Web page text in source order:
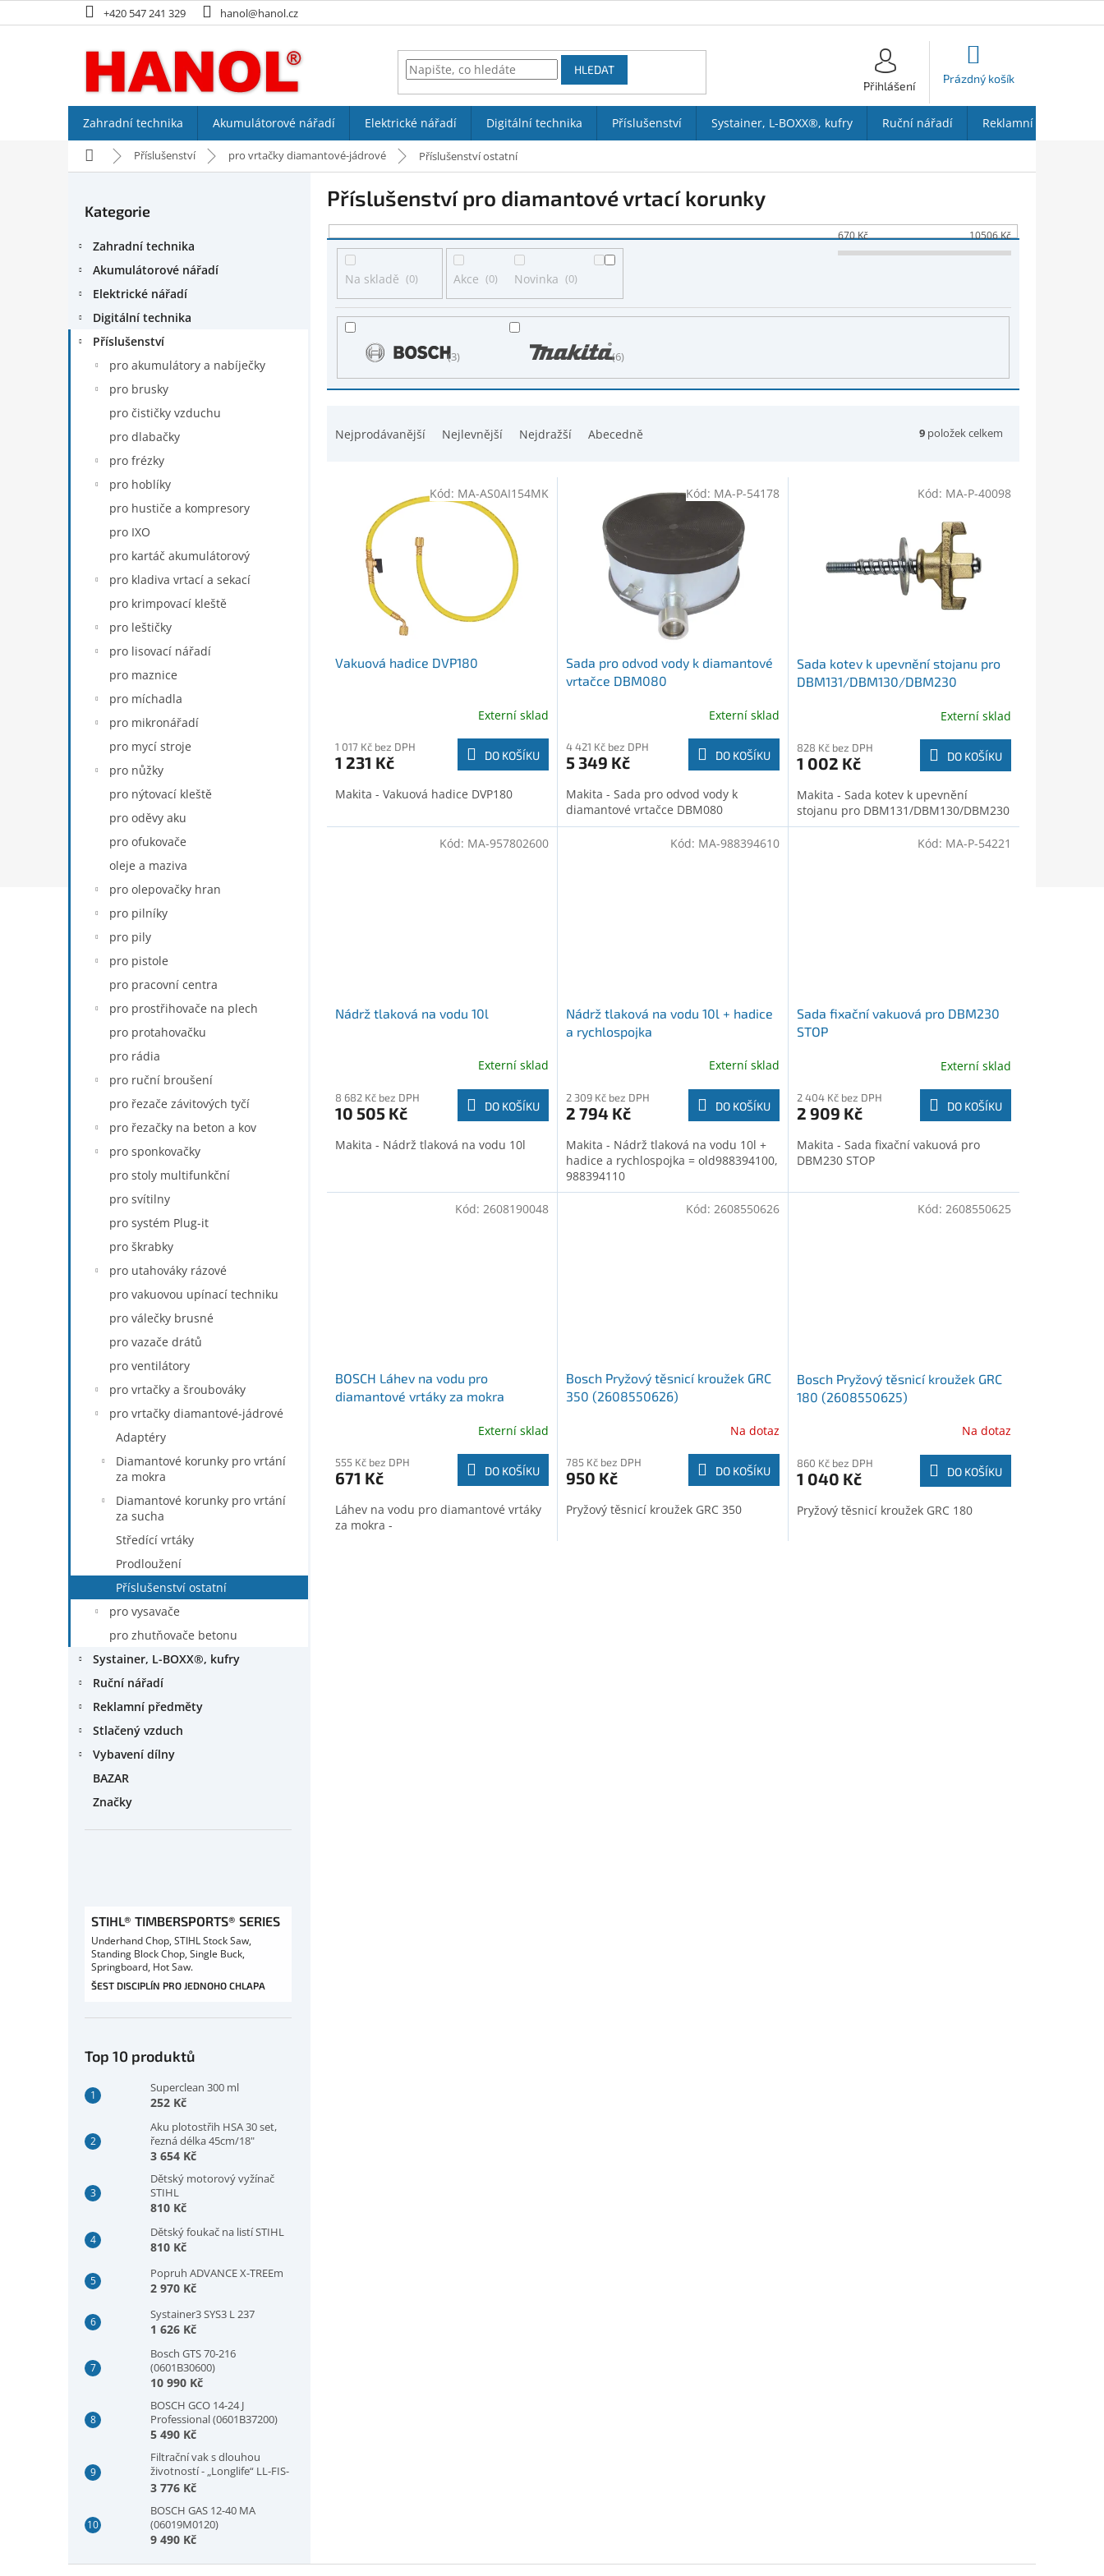
na
+420 547 241 329 hanol@hanol.cz
HLEDAT
Přihlášení
Prázdný košík
Zahradní technika Akumulátorové nářadí Elektrické nářadí Digitální technika Příslušenství Systainer, L-BOXX®, kufry Ruční nářadí Reklamní předměty
Domů Příslušenství pro vrtačky diamantové-jádrové Příslušenství ostatní
í
Přeskočit
Kategorie
Zahradní technika
Akumulátorové nářadí
Elektrické nářadí
Digitální technika
Příslušenství
pro akumulátory a nabíječky
pro brusky
pro čističky vzduchu
pro dlabačky
pro frézky
pro hoblíky
pro hustiče a kompresory
pro IXO
pro kartáč akumulátorový
pro kladiva vrtací a sekací
pro krimpovací kleště
pro leštičky
pro lisovací nářadí
pro maznice
pro míchadla
pro mikronářadí
pro mycí stroje
pro nůžky
pro nýtovací kleště
pro oděvy aku
pro ofukovače
oleje a maziva
pro olepovačky hran
pro pilníky
pro pily
pro pistole
pro pracovní centra
pro prostřihovače na plech
pro protahovačku
pro rádia
pro ruční broušení
pro řezače závitových tyčí
pro řezačky na beton a kov
pro sponkovačky
pro stoly multifunkční
pro svítilny
pro systém Plug-it
pro škrabky
pro utahováky rázové
pro vakuovou upínací techniku
pro válečky brusné
pro vazače drátů
pro ventilátory
pro vrtačky a šroubováky
pro vrtačky diamantové-jádrové
Adaptéry
Diamantové korunky pro vrtání
za mokra
Diamantové korunky pro vrtání
za sucha
Středící vrtáky
Prodloužení
Příslušenství ostatní
pro vysavače
pro zhutňovače betonu
Systainer, L-BOXX®, kufry
Ruční nářadí
Reklamní předměty
Stlačený vzduch
Vybavení dílny
BAZAR
Značky
STIHL® TIMBERSPORTS® SERIES
Underhand Chop, STIHL Stock Saw,
Standing Block Chop, Single Buck,
Springboard, Hot Saw.
ŠEST DISCIPLÍN PRO JEDNOHO CHLAPA
Top 10 produktů
Superclean 300 ml
252 Kč
Aku plotostřih HSA 30 set,
řezná délka 45cm/18"
3 654 Kč
Dětský motorový vyžínač
STIHL
810 Kč
Dětský foukač na listí STIHL
810 Kč
Popruh ADVANCE X-TREEm
2 970 Kč
Systainer3 SYS3 L 237
1 626 Kč
Bosch GTS 70-216
(0601B30600)
10 990 Kč
BOSCH GCO 14-24 J
Professional (0601B37200)
5 490 Kč
Filtrační vak s dlouhou
životností - „Longlife“ LL-FIS-
CT MINI/MIDI-2/CT15
3 776 Kč
BOSCH GAS 12-40 MA
(06019M0120)
9 490 Kč
Příslušenství pro diamantové vrtací korunky
Nejprodávanější Nejlevnější Nejdražší Abecedně 9 položek celkem
670Kč 10506Kč
Na skladě 0 Akce 0 Novinka 0
3 6
V
u
Vakuová hadice DVP180
Externí sklad
1 017 Kč bez DPH
1 231 Kč DO KOŠÍKU
Makita - Vakuová hadice DVP180
Kód: MA-AS0AI154MK
Sada pro odvod vody k diamantové
vrtačce DBM080
Externí sklad
4 421 Kč bez DPH
5 349 Kč DO KOŠÍKU
Makita - Sada pro odvod vody k
diamantové vrtačce DBM080
Kód: MA-P-54178
Sada kotev k upevnění stojanu pro
DBM131/DBM130/DBM230
Externí sklad
828 Kč bez DPH
1 002 Kč DO KOŠÍKU
Makita - Sada kotev k upevnění
stojanu pro DBM131/DBM130/DBM230
Kód: MA-P-40098
Nádrž tlaková na vodu 10l
Externí sklad
8 682 Kč bez DPH
10 505 Kč DO KOŠÍKU
Makita - Nádrž tlaková na vodu 10l
Kód: MA-957802600
Nádrž tlaková na vodu 10l + hadice
a rychlospojka
Externí sklad
2 309 Kč bez DPH
2 794 Kč DO KOŠÍKU
Makita - Nádrž tlaková na vodu 10l +
hadice a rychlospojka = old988394100,
988394110
Kód: MA-988394610
Sada fixační vakuová pro DBM230
STOP
Externí sklad
2 404 Kč bez DPH
2 909 Kč DO KOŠÍKU
Makita - Sada fixační vakuová pro
DBM230 STOP
Kód: MA-P-54221
BOSCH Láhev na vodu pro
diamantové vrtáky za mokra
Externí sklad
555 Kč bez DPH
671 Kč DO KOŠÍKU
Láhev na vodu pro diamantové vrtáky
za mokra -
Kód: 2608190048
Bosch Pryžový těsnicí kroužek GRC
350 (2608550626)
Na dotaz
785 Kč bez DPH
950 Kč DO KOŠÍKU
Pryžový těsnicí kroužek GRC 350
Kód: 2608550626
Bosch Pryžový těsnicí kroužek GRC
180 (2608550625)
Na dotaz
860 Kč bez DPH
1 040 Kč DO KOŠÍKU
Pryžový těsnicí kroužek GRC 180
Kód: 2608550625